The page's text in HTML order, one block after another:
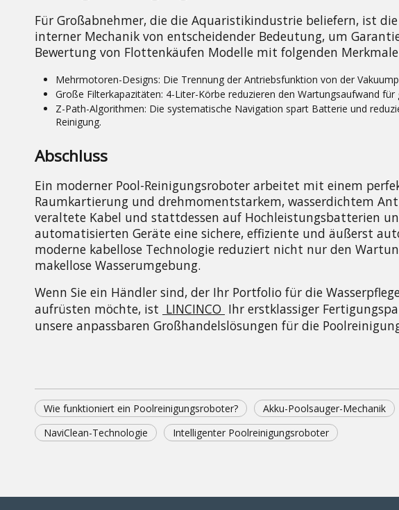
Für Großabnehmer, die die Aquaristikindustrie beliefern, ist
interner Mechanik von entscheidender Bedeutung, um
Bewertung von Flottenkäufen Modelle mit folgenden
Mehrmotoren-Designs: Die Trennung der Antriebsfunktion von der
Große Filterkapazitäten: 4-Liter-Körbe reduzieren den Wartungsaufwand für
Z-Path-Algorithmen: Die systematische Navigation spart Batterie und
Reinigung.
Abschluss
Ein moderner Pool-Reinigungsroboter arbeitet mit einem
Raumkartierung und drehmomentstarkem, wasserdichtem
veraltete Kabel und stattdessen auf Hochleistungsbatterien
automatisierten Geräte eine sichere, effiziente und äußerst
moderne kabellose Technologie reduziert nicht nur den
makellose Wasserumgebung.
Wenn Sie ein Händler sind, der Ihr Portfolio für die
aufrüsten möchte, ist LINCINCO Ihr erstklassiger
unsere anpassbaren Großhandelslösungen für die
Wie funktioniert ein Poolreinigungsroboter? Akku-Poolsauger-Mechanik
NaviClean-Technologie
Intelligenter Poolreinigungsroboter